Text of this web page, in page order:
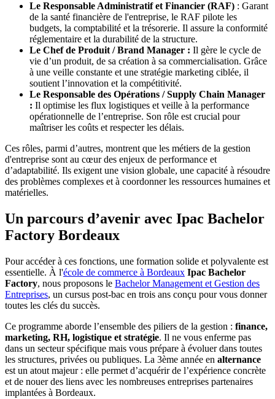
Le Responsable Administratif et Financier (RAF) : Garant
de la santé financière de l'entreprise, le RAF pilote les
budgets, la comptabilité et la trésorerie. Il assure la conformité
réglementaire et la durabilité de la structure.
Le Chef de Produit / Brand Manager : Il gère le cycle de
vie d’un produit, de sa création à sa commercialisation. Grâce
à une veille constante et une stratégie marketing ciblée, il
soutient l’innovation et la compétitivité.
Le Responsable des Opérations / Supply Chain Manager
: Il optimise les flux logistiques et veille à la performance
opérationnelle de l’entreprise. Son rôle est crucial pour
maîtriser les coûts et respecter les délais.
Ces rôles, parmi d’autres, montrent que les métiers de la gestion
d'entreprise sont au cœur des enjeux de performance et
d’adaptabilité. Ils exigent une vision globale, une capacité à résoudre
des problèmes complexes et à coordonner les ressources humaines et
matérielles.
Un parcours d’avenir avec Ipac Bachelor
Factory Bordeaux
Pour accéder à ces fonctions, une formation solide et polyvalente est
essentielle. À l'école de commerce à Bordeaux Ipac Bachelor
Factory, nous proposons le Bachelor Management et Gestion des
Entreprises, un cursus post-bac en trois ans conçu pour vous donner
toutes les clés du succès.
Ce programme aborde l’ensemble des piliers de la gestion : finance,
marketing, RH, logistique et stratégie. Il ne vous enferme pas
dans un secteur spécifique mais vous prépare à évoluer dans toutes
les structures, privées ou publiques. La 3ème année en alternance
est un atout majeur : elle permet d’acquérir de l’expérience concrète
et de nouer des liens avec les nombreuses entreprises partenaires
implantées à Bordeaux.